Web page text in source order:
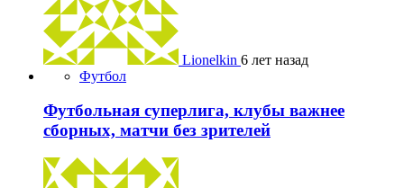
Lionelkin 6 лет назад
Футбол
Футбольная суперлига, клубы важнее
сборных, матчи без зрителей